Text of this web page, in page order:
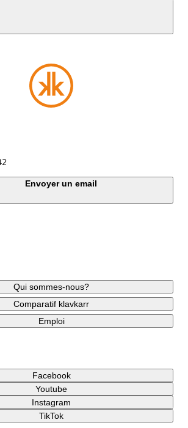
Envoyer un email
Qui sommes-nous?
Comparatif klavkarr
Emploi
Facebook
Youtube
Instagram
TikTok